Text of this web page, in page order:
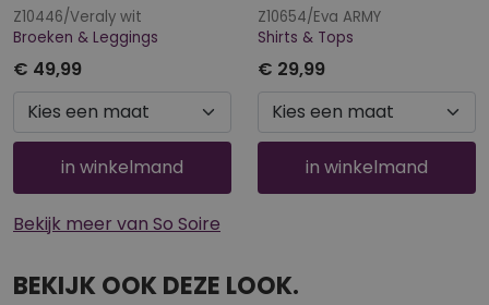
Z10446/Veraly wit
Broeken & Leggings
€ 49,99
in winkelmand
Z10654/Eva ARMY
Shirts & Tops
€ 29,99
in winkelmand
Bekijk meer van So Soire
BEKIJK OOK DEZE LOOK.